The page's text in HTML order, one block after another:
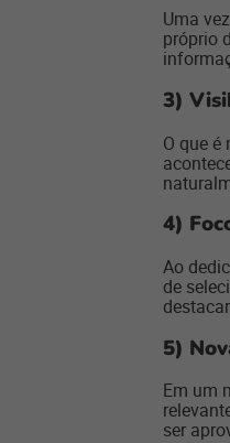
Uma
próprio
3)
O que
4)
Ao
de
5)
Em um
ser